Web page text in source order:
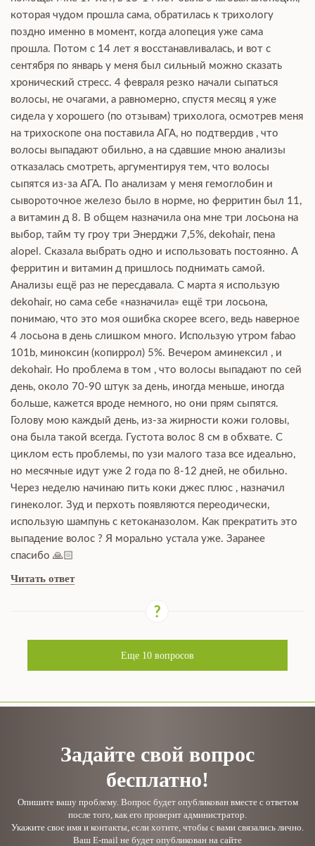
которая чудом прошла сама, обратилась к трихологу
поздно именно в момент, когда алопеция уже сама
прошла. Потом с 14 лет я восстанавливалась, и вот с
сентября по январь у меня был сильный можно сказать
хронический стресс. 4 февраля резко начали сыпаться
волосы, не очагами, а равномерно, спустя месяц я уже
сидела у хорошего (по отзывам) трихолога, осмотрев меня
на трихоскопе она поставила АГА, но подтвердив , что
волосы выпадают обильно, а на сдавшие мною анализы
отказалась смотреть, аргументируя тем, что волосы
сыпятся из-за АГА. По анализам у меня гемоглобин и
сывороточное железо было в норме, но ферритин был 11,
а витамин д 8. В общем назначила она мне три лосьона на
выбор, тайм ту гроу три Энерджи 7,5%, dekohair, пена
alopel. Сказала выбрать одно и использовать постоянно. А
ферритин и витамин д пришлось поднимать самой.
Анализы ещё раз не пересдавала. С марта я использую
dekohair, но сама себе «назначила» ещё три лосьона,
понимаю, что это моя ошибка скорее всего, ведь наверное
4 лосьона в день слишком много. Использую утром fabao
101b, миноксин (копиррол) 5%. Вечером аминексил , и
dekohair. Но проблема в том , что волосы выпадают по сей
день, около 70-90 штук за день, иногда меньше, иногда
больше, кажется вроде немного, но они прям сыпятся.
Голову мою каждый день, из-за жирности кожи головы,
она была такой всегда. Густота волос 8 см в обхвате. С
циклом есть проблемы, по узи малого таза все идеально,
но месячные идут уже 2 года по 8-12 дней, не обильно.
Через неделю начинаю пить коки джес плюс , назначил
гинеколог. Зуд и перхоть появляются переодически,
использую шампунь с кетоканазолом. Как прекратить это
выпадение волос ? Я морально устала уже. Заранее
спасибо 🙏🏻
Читать ответ
Еще 10 вопросов
Задайте свой вопрос
бесплатно!
Опишите вашу проблему. Вопрос будет опубликован вместе с ответом
после того, как его проверит администратор.
Укажите свое имя и контакты, если хотите, чтобы с вами связались лично.
Ваш E-mail не будет опубликован на сайте